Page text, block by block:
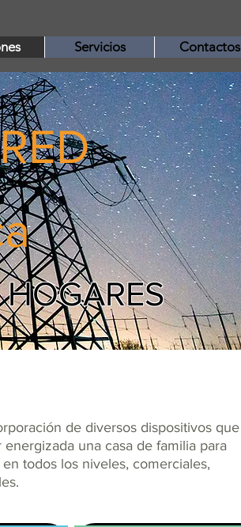
Servicios Contactos
de diversos dispositivos que
una casa de familia para
todos los niveles, comerciales,